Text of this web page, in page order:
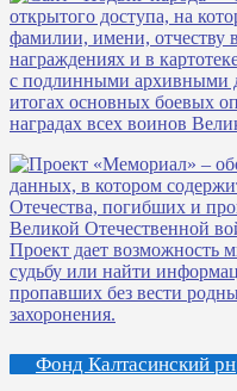
Фонд Калтасинский рн